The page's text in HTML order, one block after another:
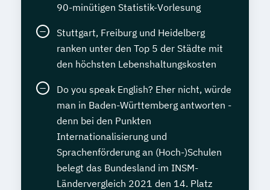
90-minütigen Statistik-Vorlesung
Stuttgart, Freiburg und Heidelberg
ranken unter den Top 5 der Städte mit
den höchsten Lebenshaltungskosten
Do you speak English? Eher nicht, würde
man in Baden-Württemberg antworten -
denn bei den Punkten
Internationalisierung und
Sprachenförderung an (Hoch-)Schulen
belegt das Bundesland im INSM-
Ländervergleich 2021 den 14. Platz